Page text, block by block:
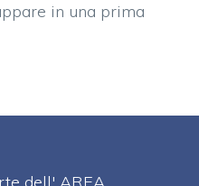
in una prima